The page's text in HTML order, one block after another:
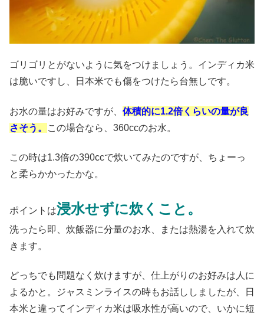
ゴリゴリとがないように気をつけましょう。インディカ米
は脆いですし、日本米でも傷をつけたら台無しです。
お水の量はお好みですが、 体積的に1.2倍くらいの量が良
さそう。
この場合なら、360ccのお水。
この時は1.3倍の390ccで炊いてみたのですが、ちょーっ
と柔らかかったかな。
ポイントは浸水せずに炊くこと。
洗ったら即、炊飯器に分量のお水、または熱湯を入れて炊
きます。
どっちでも問題なく炊けますが、仕上がりのお好みは人に
よるかと。ジャスミンライスの時もお話ししましたが、日
本米と違ってインディカ米は吸水性が高いので、いかに短